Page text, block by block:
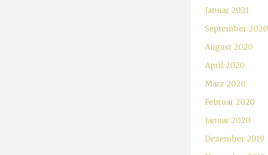
Januar 2021
September 2020
August 2020
April 2020
März 2020
Februar 2020
Januar 2020
Dezember 2019